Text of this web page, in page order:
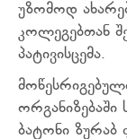
უზომოდ
კოლეგებთან
პატივისცემა.
ორგანიზებაში
ბატონი ზურაბ